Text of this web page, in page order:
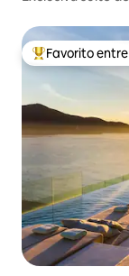
Favorito entre
Favorito